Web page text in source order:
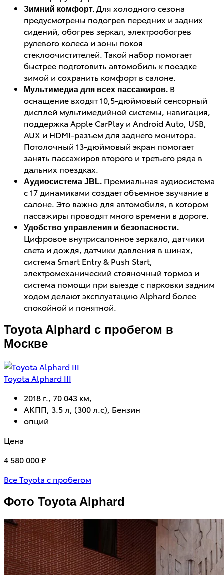
Зимний комфорт. Для холодного сезона
предусмотрены подогрев передних и задних
сидений, обогрев зеркал, электрообогрев
рулевого колеса и зоны покоя
стеклоочистителей. Такой набор помогает
быстрее подготовить автомобиль к поездке
зимой и сохранить комфорт в салоне.
Мультимедиа для всех пассажиров. В
оснащение входят 10,5-дюймовый сенсорный
дисплей мультимедийной системы, навигация,
поддержка Apple CarPlay и Android Auto, USB,
AUX и HDMI-разъем для заднего монитора.
Потолочный 13-дюймовый экран помогает
занять пассажиров второго и третьего ряда в
дальних поездках.
Аудиосистема JBL. Премиальная аудиосистема
с 17 динамиками создает объемное звучание в
салоне. Это важно для автомобиля, в котором
пассажиры проводят много времени в дороге.
Удобство управления и безопасности.
Цифровое внутрисалонное зеркало, датчики
света и дождя, датчики давления в шинах,
система Smart Entry & Push Start,
электромеханический стояночный тормоз и
система помощи при выезде с парковки задним
ходом делают эксплуатацию Alphard более
спокойной и понятной.
Toyota Alphard с пробегом в
Москве
Toyota Alphard III
2018 г., 70 043 км,
АКПП, 3.5 л, (300 л.с), Бензин
опций
Цена
4 580 000 ₽
Все Toyota с пробегом
Фото Toyota Alphard